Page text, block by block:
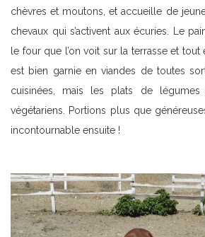
chèvres et moutons, et accueille de
chevaux qui s’activent aux écuries. Le
le four que l’on voit sur la terrasse et
est bien garnie en viandes de toutes
cuisinées, mais les plats de légumes
végétariens. Portions plus que
incontournable ensuite !